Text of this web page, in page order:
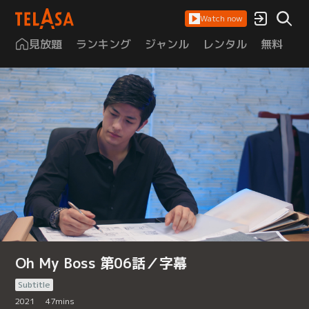
Watch now
見放題 ランキング ジャンル レンタル 無料
Oh My Boss 第06話／字幕
Subtitle
2021
47mins